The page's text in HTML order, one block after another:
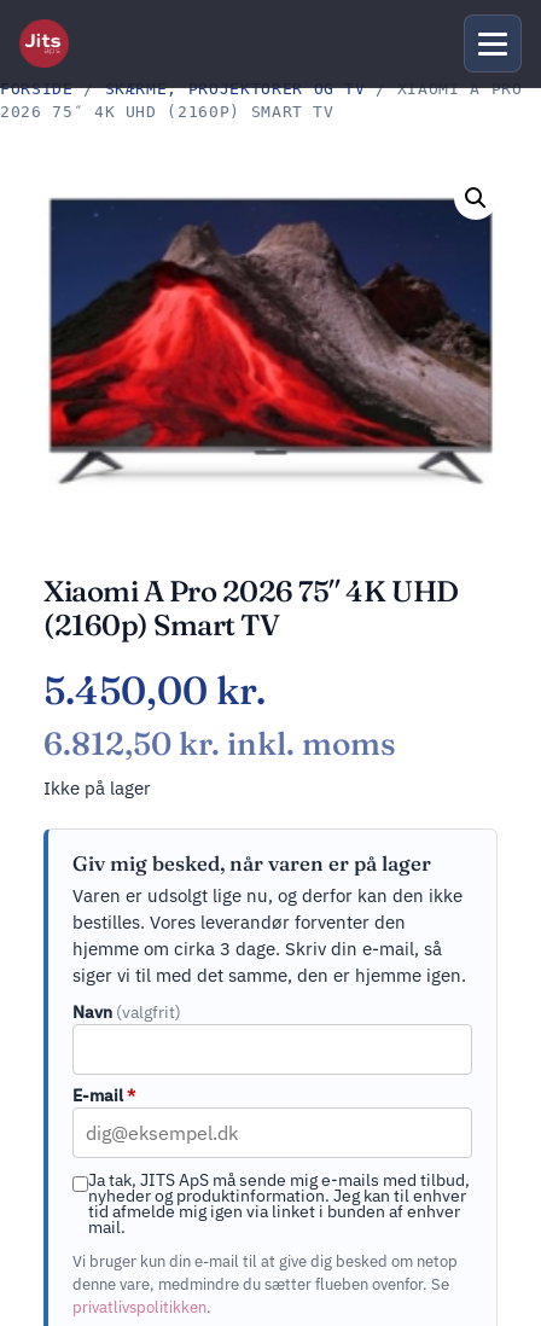
FORSIDE/SKÆRME, PROJEKTORER OG TV/ XIAOMI A PRO
2026 75″ 4K UHD (2160P) SMART TV
Xiaomi A Pro 2026 75″ 4K UHD
(2160p) Smart TV
5.450,00 kr.
6.812,50 kr. inkl. moms
Ikke på lager
Giv mig besked, når varen er på lager
Varen er udsolgt lige nu, og derfor kan den ikke
bestilles. Vores leverandør forventer den
hjemme om cirka 3 dage. Skriv din e-mail, så
siger vi til med det samme, den er hjemme igen.
Navn (valgfrit)
E-mail*
Ja tak, JITS ApS må sende mig e-mails med tilbud,
nyheder og produktinformation. Jeg kan til enhver
tid afmelde mig igen via linket i bunden af enhver
mail.
Vi bruger kun din e-mail til at give dig besked om netop
denne vare, medmindre du sætter flueben ovenfor. Se
privatlivspolitikken.